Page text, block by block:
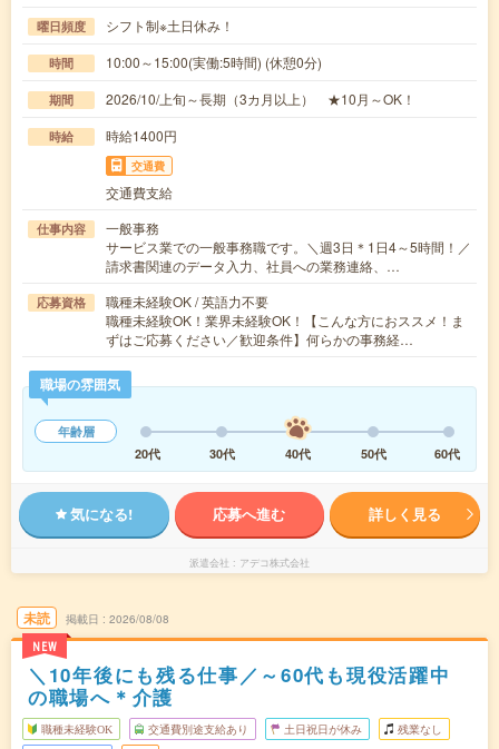
曜日頻度 シフト制※土日休み！
時間 10:00～15:00(実働:5時間) (休憩0分)
期間 2026/10/上旬～長期（3カ月以上） ★10月～OK！
時給 時給1400円
交通費
交通費支給
仕事内容
一般事務
サービス業での一般事務職です。＼週3日＊1日4～5時間！／
請求書関連のデータ入力、社員への業務連絡、…
応募資格
職種未経験OK / 英語力不要
職種未経験OK！業界未経験OK！【こんな方におススメ！ま
ずはご応募ください／歓迎条件】何らかの事務経…
職場の雰囲気
年齢層
20代
30代 40代 50代 60代
気になる! 応募へ進む 詳しく見る
派遣会社 アデコ株式会社
未読
NEW
掲載日 2026/08/08
＼10年後にも残る仕事／～60代も現役活躍中
の職場へ＊介護
職種未経験OK 交通費別途支給あり 土日祝日が休み 残業なし